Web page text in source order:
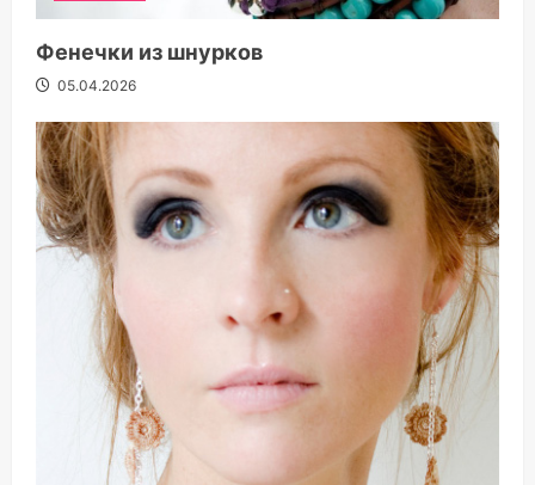
Фенечки из шнурков
05.04.2026